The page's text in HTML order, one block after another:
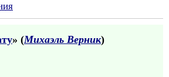
» (Михаэль Верник)